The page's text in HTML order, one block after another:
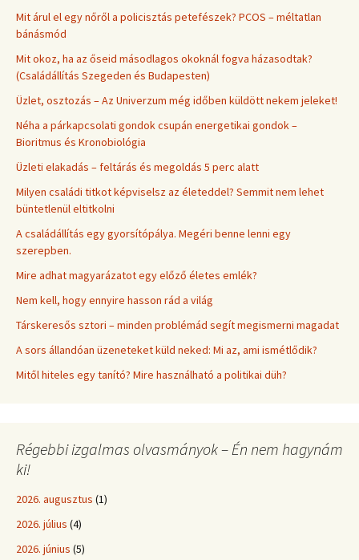
Mit árul el egy nőről a policisztás petefészek? PCOS – méltatlan
bánásmód
Mit okoz, ha az őseid másodlagos okoknál fogva házasodtak?
(Családállítás Szegeden és Budapesten)
Üzlet, osztozás – Az Univerzum még időben küldött nekem jeleket!
Néha a párkapcsolati gondok csupán energetikai gondok –
Bioritmus és Kronobiológia
Üzleti elakadás – feltárás és megoldás 5 perc alatt
Milyen családi titkot képviselsz az életeddel? Semmit nem lehet
büntetlenül eltitkolni
A családállítás egy gyorsítópálya. Megéri benne lenni egy
szerepben.
Mire adhat magyarázatot egy előző életes emlék?
Nem kell, hogy ennyire hasson rád a világ
Társkeresős sztori – minden problémád segít megismerni magadat
A sors állandóan üzeneteket küld neked: Mi az, ami ismétlődik?
Mitől hiteles egy tanító? Mire használható a politikai düh?
Régebbi izgalmas olvasmányok – Én nem hagynám
ki!
2026. augusztus (1)
2026. július (4)
2026. június (5)